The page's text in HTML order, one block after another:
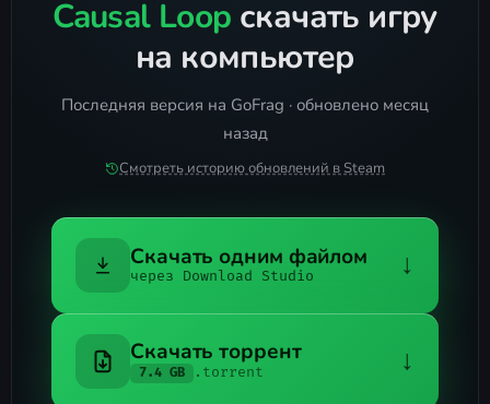
Causal Loop скачать игру
на компьютер
Последняя версия на GoFrag · обновлено месяц
назад
Смотреть историю обновлений в Steam
Скачать одним файлом
через Download Studio ↓
Скачать торрент
7.4 GB .torrent ↓